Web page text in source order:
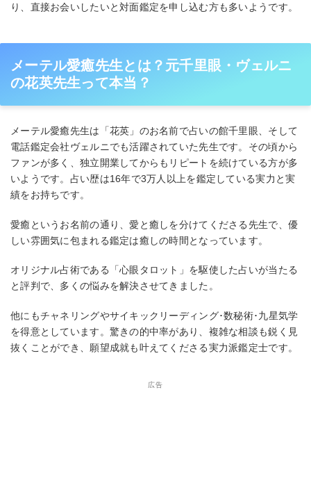
り、直接お会いしたいと対面鑑定を申し込む方も多いようです。
メーテル愛癒先生とは？元千里眼・ヴェルニ
の花英先生って本当？
メーテル愛癒先生は「花英」のお名前で占いの館千里眼、そして
電話鑑定会社ヴェルニでも活躍されていた先生です。その頃から
ファンが多く、独立開業してからもリピートを続けている方が多
いようです。占い歴は16年で3万人以上を鑑定している実力と実
績をお持ちです。
愛癒というお名前の通り、愛と癒しを分けてくださる先生で、優
しい雰囲気に包まれる鑑定は癒しの時間となっています。
オリジナル占術である「心眼タロット」を駆使した占いが当たる
と評判で、多くの悩みを解決させてきました。
他にもチャネリングやサイキックリーディング･数秘術･九星気学
を得意としています。驚きの的中率があり、複雑な相談も鋭く見
抜くことができ、願望成就も叶えてくださる実力派鑑定士です。
広告